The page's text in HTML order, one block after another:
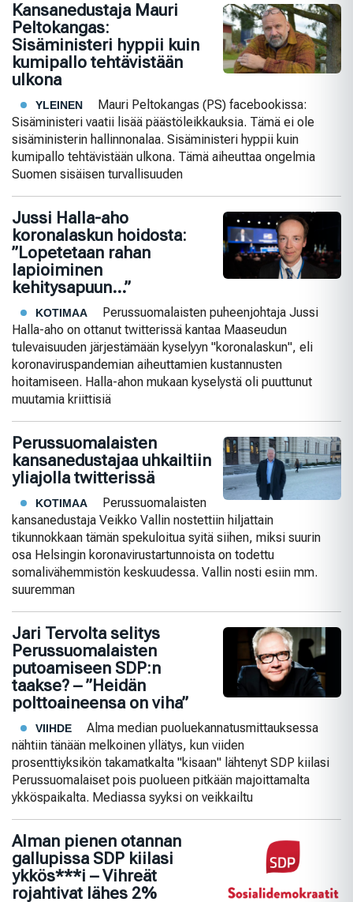
Kansanedustaja Mauri
Peltokangas:
Sisäministeri hyppii kuin
kumipallo tehtävistään
ulkona
YLEINEN
Mauri Peltokangas (PS) facebookissa:
Sisäministeri vaatii lisää päästöleikkauksia. Tämä ei ole
sisäministerin hallinnonalaa. Sisäministeri hyppii kuin
kumipallo tehtävistään ulkona. Tämä aiheuttaa ongelmia
Suomen sisäisen turvallisuuden
Jussi Halla-aho
koronalaskun hoidosta:
”Lopetetaan rahan
lapioiminen
kehitysapuun…”
KOTIMAA
Perussuomalaisten puheenjohtaja Jussi
Halla-aho on ottanut twitterissä kantaa Maaseudun
tulevaisuuden järjestämään kyselyyn "koronalaskun", eli
koronaviruspandemian aiheuttamien kustannusten
hoitamiseen. Halla-ahon mukaan kyselystä oli puuttunut
muutamia kriittisiä
Perussuomalaisten
kansanedustajaa uhkailtiin
yliajolla twitterissä
KOTIMAA
Perussuomalaisten
kansanedustaja Veikko Vallin nostettiin hiljattain
tikunnokkaan tämän spekuloitua syitä siihen, miksi suurin
osa Helsingin koronavirustartunnoista on todettu
somalivähemmistön keskuudessa. Vallin nosti esiin mm.
suuremman
Jari Tervolta selitys
Perussuomalaisten
putoamiseen SDP:n
taakse? – ”Heidän
polttoaineensa on viha”
VIIHDE
Alma median puoluekannatusmittauksessa
nähtiin tänään melkoinen yllätys, kun viiden
prosenttiyksikön takamatkalta "kisaan" lähtenyt SDP kiilasi
Perussuomalaiset pois puolueen pitkään majoittamalta
ykköspaikalta. Mediassa syyksi on veikkailtu
Alman pienen otannan
gallupissa SDP kiilasi
ykkös***i – Vihreät
rojahtivat lähes 2%